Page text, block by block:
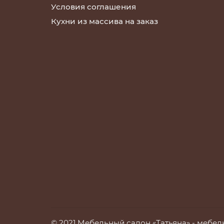
Условия соглашения
Кухни из массива на заказ